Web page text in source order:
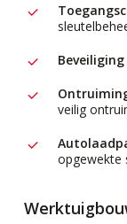
Beveiliging
veilig
opgewekte